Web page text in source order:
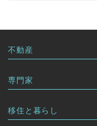
不動産
専門家
移住と暮らし